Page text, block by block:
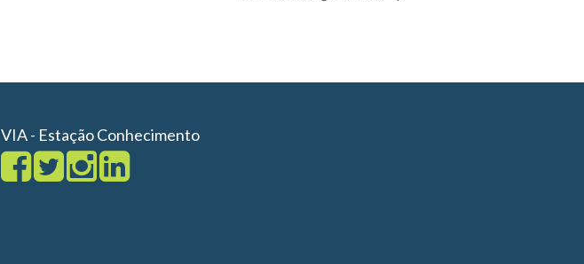
VIA - Estação Conhecimento